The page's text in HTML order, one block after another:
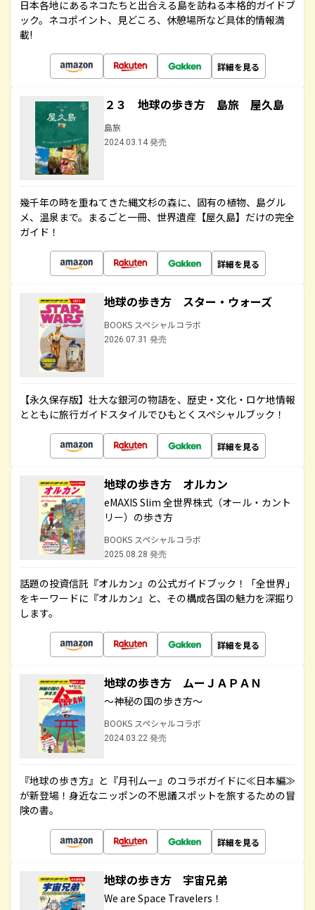
日本各地にあるネコたちと出合える島を訪ねる本格的ガイドブ
ック。ネコポイント、見どころ、休憩場所など具体的情報満
載!
詳細を見る
２３ 地球の歩き方 島旅 屋久島
島旅
2024.03.14 発売
幾千年の時を重ねてきた縄文杉の森に、固有の植物、島グル
メ、温泉まで。まるごと一冊、世界遺産【屋久島】だけの完全
ガイド！
詳細を見る
地球の歩き方 スター・ウォーズ
BOOKS スペシャルコラボ
2026.07.31 発売
【永久保存版】壮大な銀河の物語を、歴史・文化・ロケ地情報
とともに旅行ガイドスタイルでひもとくスペシャルブック！
詳細を見る
地球の歩き方 オルカン
eMAXIS Slim 全世界株式（オール・カント
リー）の歩き方
BOOKS スペシャルコラボ
2025.08.28 発売
話題の投資信託『オルカン』の公式ガイドブック！「全世界」
をキーワードに『オルカン』と、その構成各国の魅力を深掘り
します。
詳細を見る
地球の歩き方 ムーＪＡＰＡＮ
～神秘の国の歩き方～
BOOKS スペシャルコラボ
2024.03.22 発売
『地球の歩き方』と『月刊ムー』のコラボガイドに≪日本編≫
が新登場！身近なニッポンの不思議スポットを旅するための冒
険の書。
詳細を見る
地球の歩き方 宇宙兄弟
We are Space Travelers！